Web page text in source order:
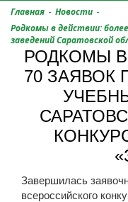
Главная - Новости -
Родкомы в действии:
заведений Саратовской
РОДКОМЫ
70 ЗАЯВОК
Завершилась
всероссийского